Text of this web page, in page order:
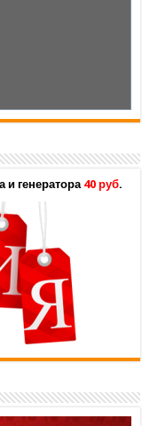
и генератора 40 руб.